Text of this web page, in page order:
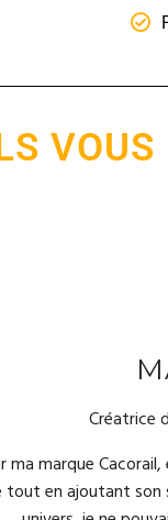
VOUS
Créatrice
marque
en ajoutant